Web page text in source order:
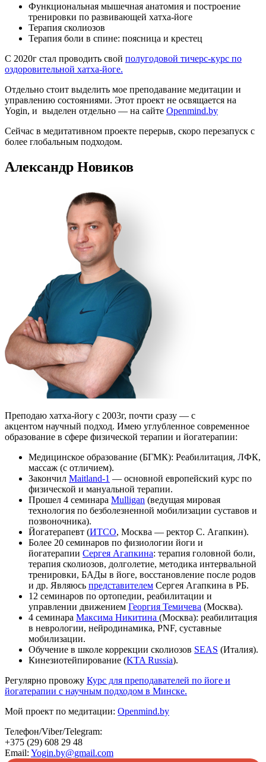
Функциональная мышечная анатомия и построение
тренировки по развивающей хатха-йоге
Терапия сколиозов
Терапия боли в спине: поясница и крестец
С 2020г стал проводить свой полугодовой тичерс-курс по
оздоровительной хатха-йоге.
Отдельно стоит выделить мое преподавание медитации и
управлению состояниями. Этот проект не освящается на
Yogin, и выделен отдельно — на сайте Openmind.by
Сейчас в медитативном проекте перерыв, скоро перезапуск с
более глобальным подходом.
Александр Новиков
Преподаю хатха-йогу с 2003г, почти сразу — с
акцентом научный подход. Имею углубленное современное
образование в сфере физической терапии и йогатерапии:
Медицинское образование (БГМК): Реабилитация, ЛФК,
массаж (с отличием).
Закончил Maitland-1 — основной европейский курс по
физической и мануальной терапии.
Прошел 4 семинара Mulligan (ведущая мировая
технология по безболезненной мобилизации суставов и
позвоночника).
Йогатерапевт (ИТСО, Москва — ректор С. Агапкин).
Более 20 семинаров по физиологии йоги и
йогатерапии Сергея Агапкина: терапия головной боли,
терапия сколиозов, долголетие, методика интервальной
тренировки, БАДы в йоге, восстановление после родов
и др. Являюсь представителем Сергея Агапкина в РБ.
12 семинаров по ортопедии, реабилитации и
управлении движением Георгия Темичева (Москва).
4 семинара Максима Никитина (Москва): реабилитация
в неврологии, нейродинамика, PNF, суставные
мобилизации.
Обучение в школе коррекции сколиозов SEAS (Италия).
Кинезиотейпирование (KTA Russia).
Регулярно провожу Курс для преподавателей по йоге и
йогатерапии с научным подходом в Минске.
Мой проект по медитации: Openmind.by
Телефон/Viber/Telegram:
+375 (29) 608 29 48
Email: Yogin.by@gmail.com